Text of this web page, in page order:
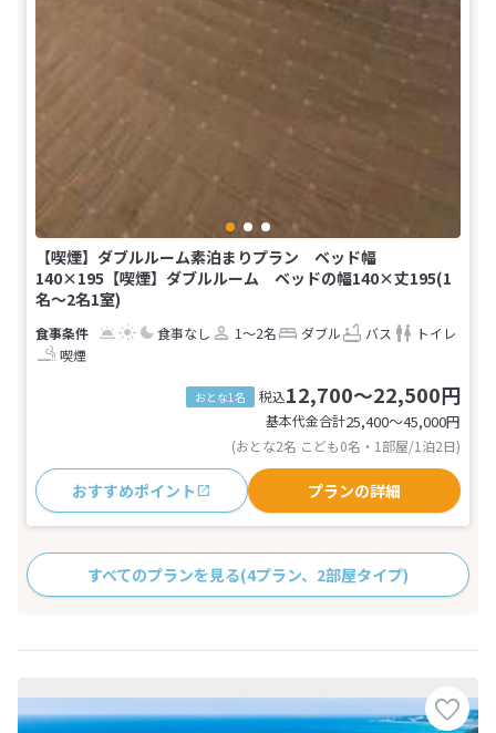
【喫煙】ダブルルーム素泊まりプラン ベッド幅
140×195【喫煙】ダブルルーム ベッドの幅140×丈195(1
名～2名1室)
食事なし 1～2名 ダブル バス
トイレ
喫煙
おとな1名 税込12,700～22,500円
基本代金合計25,400〜45,000円
(おとな2名 こども0名・1部屋/1泊2日)
おすすめポイント プランの詳細
すべてのプランを見る(4プラン、2部屋タイプ)